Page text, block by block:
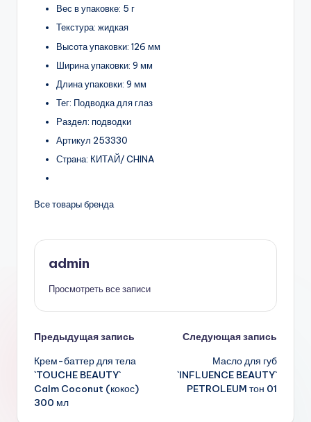
Вес в упаковке: 5 г
Текстура: жидкая
Высота упаковки: 126 мм
Ширина упаковки: 9 мм
Длина упаковки: 9 мм
Тег: Подводка для глаз
Раздел: подводки
Артикул 253330
Страна: КИТАЙ/ CHINA
Все товары бренда
admin
Просмотреть все записи
Навигация
записи
Предыдущая запись
Крем-баттер для тела
`TOUCHE BEAUTY`
Calm Coconut (кокос)
300 мл
Следующая запись
Масло для губ
`INFLUENCE BEAUTY`
PETROLEUM тон 01